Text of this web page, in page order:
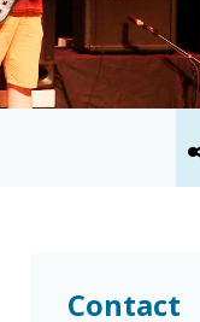
Contact